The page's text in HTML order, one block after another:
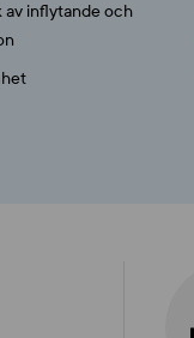
av inflytande och